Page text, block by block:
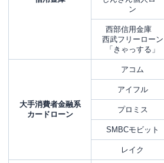
ン
西部信用金庫
西武フリーローン
「きゃっする」
大手消費者金融系
カードローン
アコム
アイフル
プロミス
SMBCモビット
レイク